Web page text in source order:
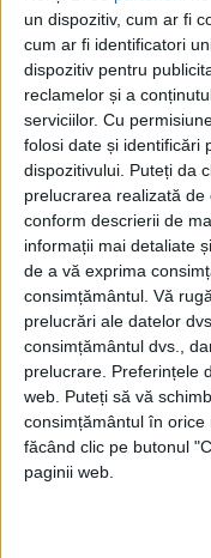
un dispozitiv, cum ar fi
cum ar fi identificatori
dispozitiv pentru
reclamelor și a
serviciilor. Cu
folosi date și identificări
dispozitivului. Puteți da
prelucrarea realizată
conform descrierii de
informații mai detaliate
de a vă exprima
consimțământul. Vă
prelucrări ale datelor
consimțământul dvs.,
prelucrare. Preferințele
web. Puteți să vă
consimțământul în
făcând clic pe butonul
paginii web.
Carol al II-
România
Afaceri
modernă:
ETICHETE: CENTURA,CET
PUBLICAT IN CATEGORIILE:
DISTRIBUIE ȘTIREA:
DACĂ VA PLAC
ȘI PE PAGINA NOASTRĂ
RECOMANDARI
Istoria
la